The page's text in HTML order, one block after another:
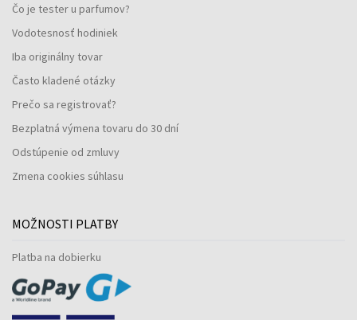
Čo je tester u parfumov?
Vodotesnosť hodiniek
Iba originálny tovar
Často kladené otázky
Prečo sa registrovať?
Bezplatná výmena tovaru do 30 dní
Odstúpenie od zmluvy
Zmena cookies súhlasu
MOŽNOSTI PLATBY
Platba na dobierku